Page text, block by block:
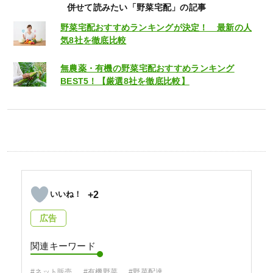
併せて読みたい「野菜宅配」の記事
野菜宅配おすすめランキングが決定！ 最新の人
気8社を徹底比較
無農薬・有機の野菜宅配おすすめランキング
BEST5！【厳選8社を徹底比較】
+2
広告
関連キーワード